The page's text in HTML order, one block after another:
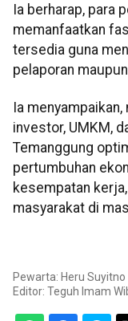
Ia berharap, para
memanfaatkan
tersedia guna
pelaporan
Ia
investor, UMKM,
Temanggung
pertumbuhan
kesempatan
masyarakat di
Pewarta: Heru Suyitno
Editor: Teguh Imam